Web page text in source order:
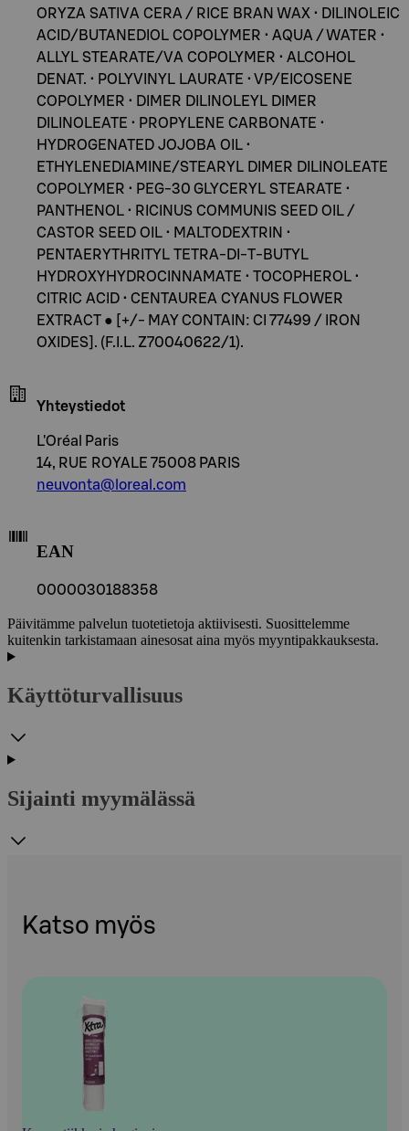
ORYZA SATIVA CERA / RICE BRAN WAX • DILINOLEIC
ACID/BUTANEDIOL COPOLYMER • AQUA / WATER •
ALLYL STEARATE/VA COPOLYMER • ALCOHOL
DENAT. • POLYVINYL LAURATE • VP/EICOSENE
COPOLYMER • DIMER DILINOLEYL DIMER
DILINOLEATE • PROPYLENE CARBONATE •
HYDROGENATED JOJOBA OIL •
ETHYLENEDIAMINE/STEARYL DIMER DILINOLEATE
COPOLYMER • PEG-30 GLYCERYL STEARATE •
PANTHENOL • RICINUS COMMUNIS SEED OIL /
CASTOR SEED OIL • MALTODEXTRIN •
PENTAERYTHRITYL TETRA-DI-T-BUTYL
HYDROXYHYDROCINNAMATE • TOCOPHEROL •
CITRIC ACID • CENTAUREA CYANUS FLOWER
EXTRACT ● [+/- MAY CONTAIN: CI 77499 / IRON
OXIDES]. (F.I.L. Z70040622/1).
Yhteystiedot
L'Oréal Paris
14, RUE ROYALE 75008 PARIS
neuvonta@loreal.com
EAN
0000030188358
Päivitämme palvelun tuotetietoja aktiivisesti. Suosittelemme
kuitenkin tarkistamaan ainesosat aina myös myyntipakkauksesta.
Käyttöturvallisuus
Sijainti myymälässä
Katso myös